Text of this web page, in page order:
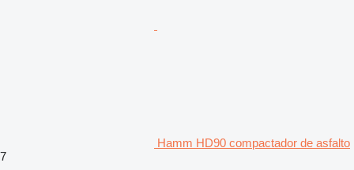
Hamm HD90 compactador de asfalto
7